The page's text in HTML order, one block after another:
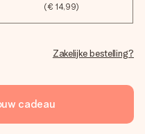
(€ 14,99)
Zakelijke bestelling?
cadeau